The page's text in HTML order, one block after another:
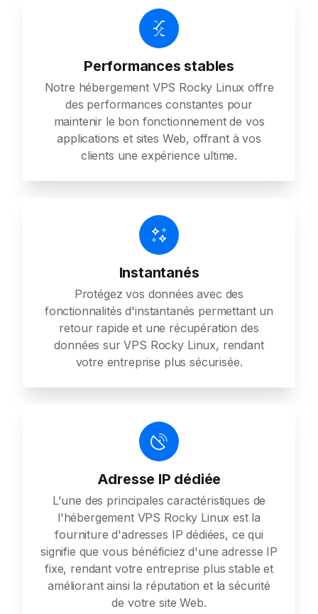
Performances stables
Notre hébergement VPS Rocky Linux offre
des performances constantes pour
maintenir le bon fonctionnement de vos
applications et sites Web, offrant à vos
clients une expérience ultime.
Instantanés
Protégez vos données avec des
fonctionnalités d'instantanés permettant un
retour rapide et une récupération des
données sur VPS Rocky Linux, rendant
votre entreprise plus sécurisée.
Adresse IP dédiée
L'une des principales caractéristiques de
l'hébergement VPS Rocky Linux est la
fourniture d'adresses IP dédiées, ce qui
signifie que vous bénéficiez d'une adresse IP
fixe, rendant votre entreprise plus stable et
améliorant ainsi la réputation et la sécurité
de votre site Web.